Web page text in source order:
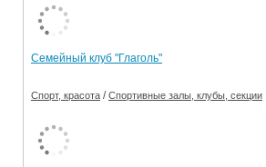
Семейный клуб "Глаголь"
Спорт, красота /Спортивные залы, клубы, секции